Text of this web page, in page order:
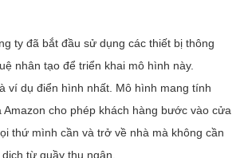
ty đã bắt đầu sử dụng các thiết bị thông
nhân tạo để triển khai mô hình này.
ví dụ điển hình nhất. Mô hình mang tính
Amazon cho phép khách hàng bước vào cửa
thứ mình cần và trở về nhà mà không cần
từ quầy thu ngân.